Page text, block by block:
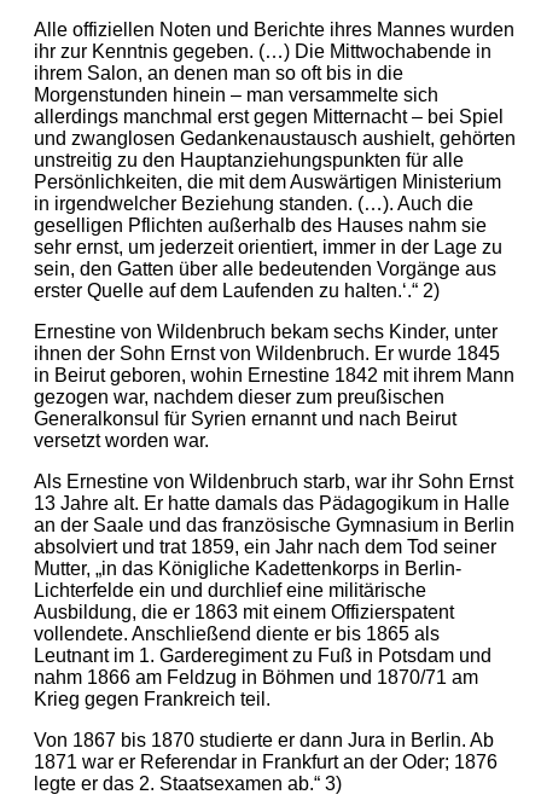
Alle offiziellen Noten und Berichte ihres Mannes wurden
ihr zur Kenntnis gegeben. (…) Die Mittwochabende in
ihrem Salon, an denen man so oft bis in die
Morgenstunden hinein – man versammelte sich
allerdings manchmal erst gegen Mitternacht – bei Spiel
und zwanglosen Gedankenaustausch aushielt, gehörten
unstreitig zu den Hauptanziehungspunkten für alle
Persönlichkeiten, die mit dem Auswärtigen Ministerium
in irgendwelcher Beziehung standen. (…). Auch die
geselligen Pflichten außerhalb des Hauses nahm sie
sehr ernst, um jederzeit orientiert, immer in der Lage zu
sein, den Gatten über alle bedeutenden Vorgänge aus
erster Quelle auf dem Laufenden zu halten.‘.“ 2)
Ernestine von Wildenbruch bekam sechs Kinder, unter
ihnen der Sohn Ernst von Wildenbruch. Er wurde 1845
in Beirut geboren, wohin Ernestine 1842 mit ihrem Mann
gezogen war, nachdem dieser zum preußischen
Generalkonsul für Syrien ernannt und nach Beirut
versetzt worden war.
Als Ernestine von Wildenbruch starb, war ihr Sohn Ernst
13 Jahre alt. Er hatte damals das Pädagogikum in Halle
an der Saale und das französische Gymnasium in Berlin
absolviert und trat 1859, ein Jahr nach dem Tod seiner
Mutter, „in das Königliche Kadettenkorps in Berlin-
Lichterfelde ein und durchlief eine militärische
Ausbildung, die er 1863 mit einem Offizierspatent
vollendete. Anschließend diente er bis 1865 als
Leutnant im 1. Garderegiment zu Fuß in Potsdam und
nahm 1866 am Feldzug in Böhmen und 1870/71 am
Krieg gegen Frankreich teil.
Von 1867 bis 1870 studierte er dann Jura in Berlin. Ab
1871 war er Referendar in Frankfurt an der Oder; 1876
legte er das 2. Staatsexamen ab.“ 3)